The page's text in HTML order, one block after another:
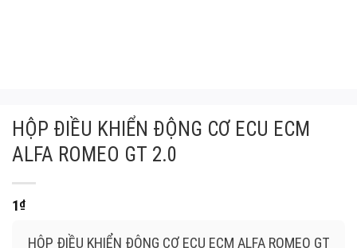
HỘP ĐIỀU KHIỂN ĐỘNG CƠ ECU ECM
ALFA ROMEO GT 2.0
1₫
HỘP ĐIỀU KHIỂN ĐỘNG CƠ ECU ECM ALFA ROMEO GT